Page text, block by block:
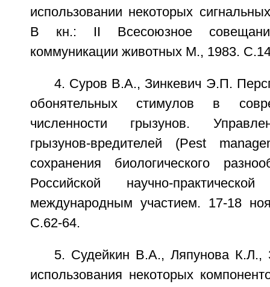
использовании некоторых
В кн.: II Всесоюзное
коммуникации животных М., 1983.
4. Суров В.А., Зинкевич Э.П.
обонятельных стимулов в
численности грызунов.
грызунов-вредителей (Pest
сохранения биологического
Российской научно-
международным участием. 17-18
С.62-64.
5. Судейкин В.А., Ляпунова
использования некоторых